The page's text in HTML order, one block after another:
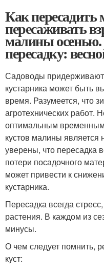
Как
пересаживать
малины осенью.
пересадку:
Садоводы
кустарника может быть
время. Разумеется, что
агротехнических работ.
оптимальным
кустов малины является
уверены, что пересадка
потери посадочного
может привести к
кустарника.
Пересадка всегда
растения. В каждом из
минусы.
О чем следует помнить,
куст: